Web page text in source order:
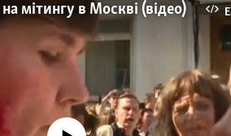
мітингу в Москві (відео)
source currently available